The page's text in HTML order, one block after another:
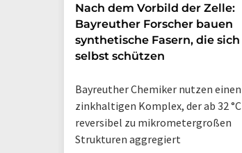
Nach dem Vorbild der Zelle:
Bayreuther Forscher bauen
synthetische Fasern, die sich
selbst schützen
Bayreuther Chemiker nutzen einen
zinkhaltigen Komplex, der ab 32 °C
reversibel zu mikrometergroßen
Strukturen aggregiert